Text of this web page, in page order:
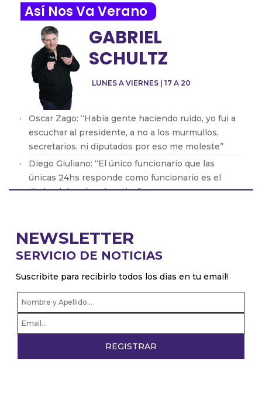
Así Nos Va Verano
LUNES A VIERNES | 17 A 20
GABRIEL
SCHULTZ
Oscar Zago: “Había gente haciendo ruido, yo fui a
escuchar al presidente, a no a los murmullos,
secretarios, ni diputados por eso me moleste”
Diego Giuliano: “El único funcionario que las
únicas 24hs responde como funcionario es el
titular del poder ejecutivo”
Patricio Giusto: “Hice una nota crítica sobre Milei
con datos objetivos y a la tarde me la borraron de
Pablo Juliano: “Los radicales con peluca
confirman que no sirven para nada”
NEWSLETTER
SERVICIO DE NOTICIAS
Suscribite para recibirlo todos los dias en tu email!